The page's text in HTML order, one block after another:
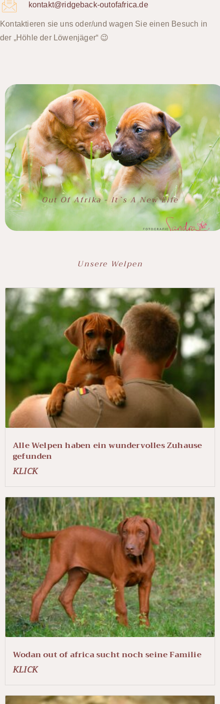
Out Of Afrika - It`s A New Life
kontakt@ridgeback-outofafrica.de
Kontaktieren sie uns oder/und wagen Sie einen Besuch in
der „Höhle der Löwenjäger“ 😉
Unsere Welpen
Alle Welpen haben ein wundervolles Zuhause
gefunden
KLICK
Wodan out of africa sucht noch seine Familie
KLICK